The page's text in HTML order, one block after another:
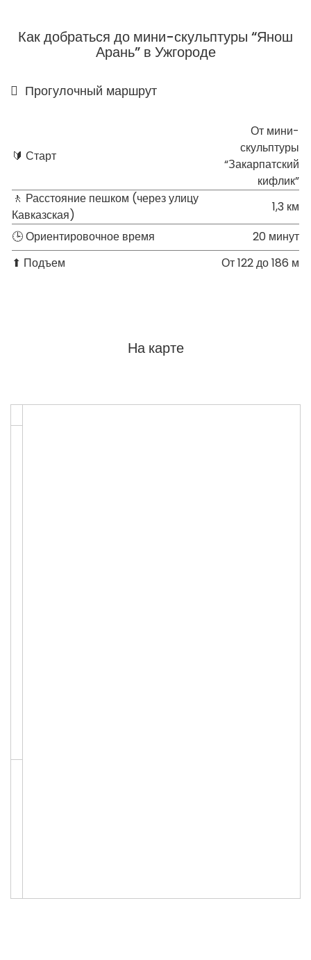
Как добраться до мини-скульптуры “Янош
Арань” в Ужгороде
Прогулочный маршрут
🔰 Старт
От мини-
скульптуры
“Закарпатский
кифлик”
🚶 Расстояние пешком (через улицу
Кавказская)
1,3 км
🕒 Ориентировочное время
20 минут
⬆ Подъем
От 122 до 186 м
На карте